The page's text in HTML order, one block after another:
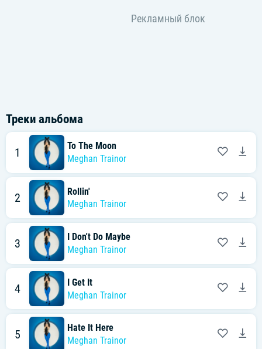
Треки альбома
1
To The Moon
Meghan Trainor
2
Rollin'
Meghan Trainor
3
I Don't Do Maybe
Meghan Trainor
4
I Get It
Meghan Trainor
5
Hate It Here
Meghan Trainor